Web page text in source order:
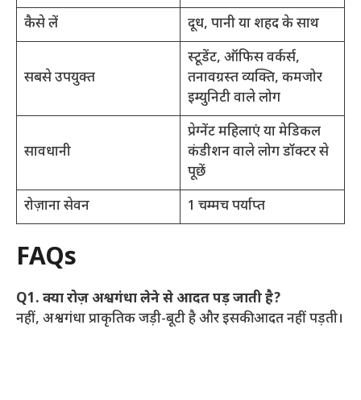
कैसे लें
दूध, पानी या शहद के साथ
सबसे उपयुक्त
स्टूडेंट, ऑफिस वर्कर्स,
तनावग्रस्त व्यक्ति, कमजोर
इम्युनिटी वाले लोग
सावधानी
प्रेग्नेंट महिलाएं या मेडिकल
कंडीशन वाले लोग डॉक्टर से
पूछें
रोज़ाना सेवन
1 चम्मच पर्याप्त
FAQs
Q1. क्या रोज़ अश्वगंधा लेने से आदत पड़ जाती है?
नहीं, अश्वगंधा प्राकृतिक जड़ी-बूटी है और इसकी आदत नहीं पड़ती।